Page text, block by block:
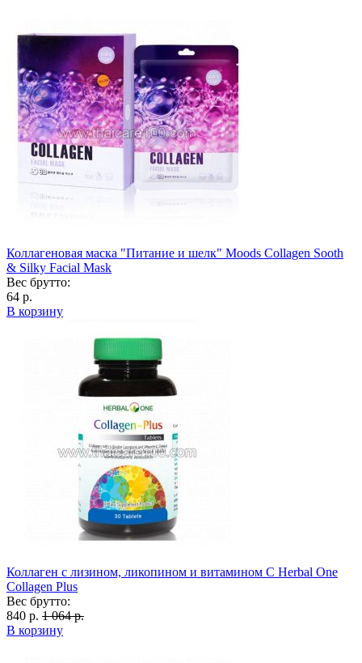
Коллагеновая маска "Питание и шелк" Moods Collagen Sooth
& Silky Facial Mask
Вес брутто:
64 р.
В корзину
Коллаген с лизином, ликопином и витамином С Herbal One
Collagen Plus
Вес брутто:
840 р. 1 064 р.
В корзину